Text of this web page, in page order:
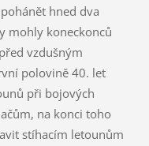
hned dva
mohly koneckonců
vzdušným
polovině 40. let
při bojových
na konci toho
stíhacím letounům